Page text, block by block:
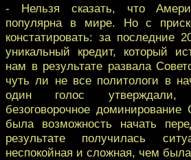
- Нельзя сказать, что
популярна в мире. Но с
констатировать: за последние
уникальный кредит, который
нам в результате развала
чуть ли не все политологи в
один голос утверждали,
безоговорочное
была возможность начать
результате получилась
неспокойная и сложная, чем